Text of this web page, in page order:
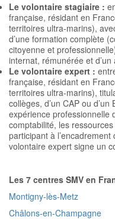
Le volontaire stagiaire :
française, résidant en
territoires ultra-marins),
d’une formation complète
citoyenne et
internat, rémunérée et
Le volontaire expert :
française, résidant en
territoires ultra-marins),
collèges, d’un CAP ou
expérience professionnelle
comptabilité, les
participant à
volontaire expert signe un
Les 7 centres SMV en
Montigny-lès-Metz
Châlons-en-Champagne